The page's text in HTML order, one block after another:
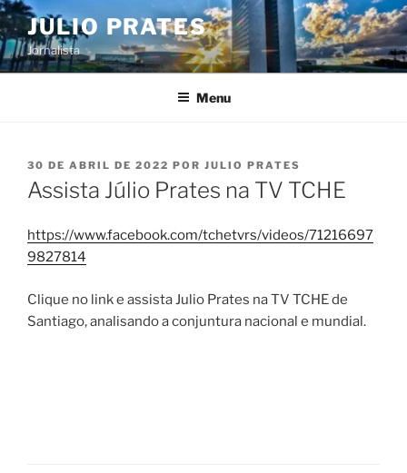
Pular
para
o
conteúdo
JULIO PRATES
Jornalista
Menu
PUBLICADO
EM
30 DE ABRIL DE 2022 POR JULIO PRATES
Assista Júlio Prates na TV TCHE
https://www.facebook.com/tchetvrs/videos/71216697
9827814
Clique no link e assista Julio Prates na TV TCHE de
Santiago, analisando a conjuntura nacional e mundial.